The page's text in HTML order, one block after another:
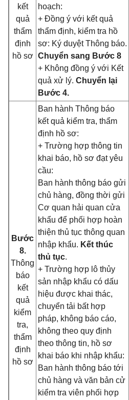
kết
quả
thẩm
định
hồ sơ
hoạch:
+ Đồng ý với kết quả
thẩm định, kiểm tra hồ
sơ: Ký duyệt Thông báo.
Chuyển sang Bước 8
+ Không đồng ý với Kết
quả xử lý. Chuyển lại
Bước 4.
Bước
8.
Thông
báo
kết
quả
kiểm
tra,
thẩm
định
hồ sơ
Ban hành Thông báo
kết quả kiểm tra, thẩm
định hồ sơ:
+ Trường hợp thông tin
khai báo, hồ sơ đạt yêu
cầu:
Ban hành thông báo gửi
chủ hàng, đồng thời gửi
Cơ quan hải quan cửa
khẩu để phối hợp hoàn
thiện thủ tục thông quan
nhập khẩu. Kết thúc
thủ tục.
+ Trường hợp lô thủy
sản nhập khẩu có dấu
hiệu được khai thác,
chuyển tải bất hợp
pháp, không báo cáo,
không theo quy định
theo thông tin, hồ sơ
khai báo khi nhập khẩu:
Ban hành thông báo tới
chủ hàng và văn bản cử
kiểm tra viên phối hợp